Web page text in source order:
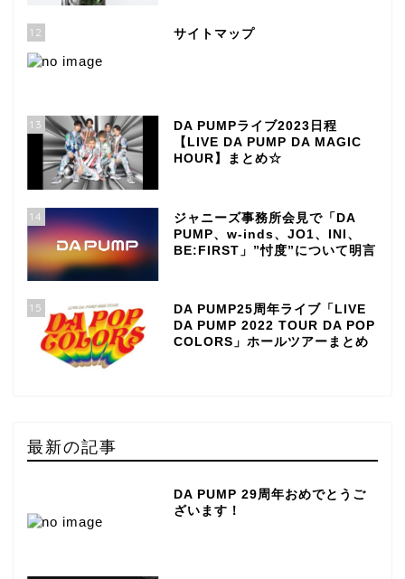
12 サイトマップ
13
DA PUMPライブ2023日程
【LIVE DA PUMP DA MAGIC
HOUR】まとめ☆
14
ジャニーズ事務所会見で「DA
PUMP、w-inds、JO1、INI、
BE:FIRST」”忖度”について明言
15
DA PUMP25周年ライブ「LIVE
DA PUMP 2022 TOUR DA POP
COLORS」ホールツアーまとめ
最新の記事
DA PUMP 29周年おめでとうご
ざいます！